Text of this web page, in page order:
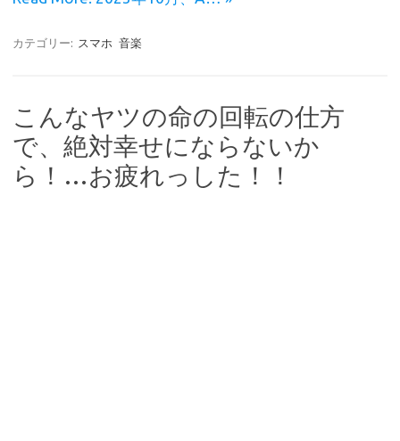
カテゴリー: スマホ 音楽
こんなヤツの命の回転の仕方
で、絶対幸せにならないか
ら！…お疲れっした！！